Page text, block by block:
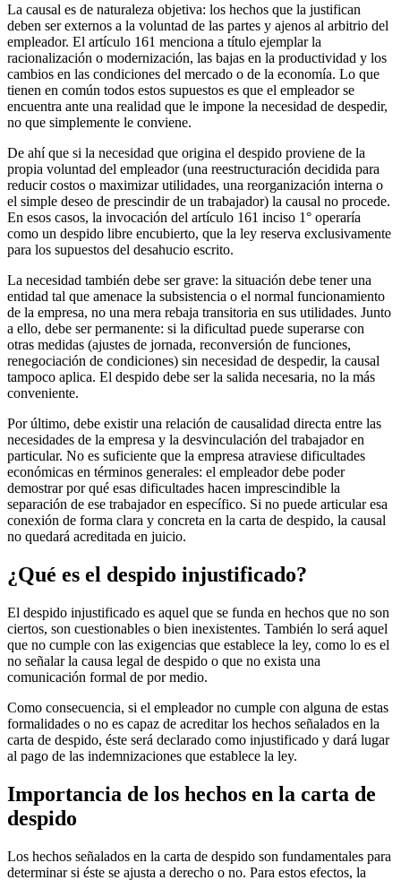
La causal es de naturaleza objetiva: los hechos que la justifican
deben ser externos a la voluntad de las partes y ajenos al arbitrio del
empleador. El artículo 161 menciona a título ejemplar la
racionalización o modernización, las bajas en la productividad y los
cambios en las condiciones del mercado o de la economía. Lo que
tienen en común todos estos supuestos es que el empleador se
encuentra ante una realidad que le impone la necesidad de despedir,
no que simplemente le conviene.
De ahí que si la necesidad que origina el despido proviene de la
propia voluntad del empleador (una reestructuración decidida para
reducir costos o maximizar utilidades, una reorganización interna o
el simple deseo de prescindir de un trabajador) la causal no procede.
En esos casos, la invocación del artículo 161 inciso 1° operaría
como un despido libre encubierto, que la ley reserva exclusivamente
para los supuestos del desahucio escrito.
La necesidad también debe ser grave: la situación debe tener una
entidad tal que amenace la subsistencia o el normal funcionamiento
de la empresa, no una mera rebaja transitoria en sus utilidades. Junto
a ello, debe ser permanente: si la dificultad puede superarse con
otras medidas (ajustes de jornada, reconversión de funciones,
renegociación de condiciones) sin necesidad de despedir, la causal
tampoco aplica. El despido debe ser la salida necesaria, no la más
conveniente.
Por último, debe existir una relación de causalidad directa entre las
necesidades de la empresa y la desvinculación del trabajador en
particular. No es suficiente que la empresa atraviese dificultades
económicas en términos generales: el empleador debe poder
demostrar por qué esas dificultades hacen imprescindible la
separación de ese trabajador en específico. Si no puede articular esa
conexión de forma clara y concreta en la carta de despido, la causal
no quedará acreditada en juicio.
¿Qué es el despido injustificado?
El despido injustificado es aquel que se funda en hechos que no son
ciertos, son cuestionables o bien inexistentes. También lo será aquel
que no cumple con las exigencias que establece la ley, como lo es el
no señalar la causa legal de despido o que no exista una
comunicación formal de por medio.
Como consecuencia, si el empleador no cumple con alguna de estas
formalidades o no es capaz de acreditar los hechos señalados en la
carta de despido, éste será declarado como injustificado y dará lugar
al pago de las indemnizaciones que establece la ley.
Importancia de los hechos en la carta de
despido
Los hechos señalados en la carta de despido son fundamentales para
determinar si éste se ajusta a derecho o no. Para estos efectos, la